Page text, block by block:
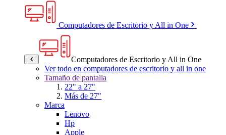
Computadores de Escritorio y All in One
Computadores de Escritorio y All in One
Ver todo en computadores de escritorio y all in one
Tamaño de pantalla
22" a 27"
Más de 27"
Marca
Lenovo
Hp
Apple